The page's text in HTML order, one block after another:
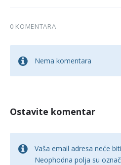
0 KOMENTARA
Nema komentara
Ostavite komentar
Vaša email adresa neće
Neophodna polja su